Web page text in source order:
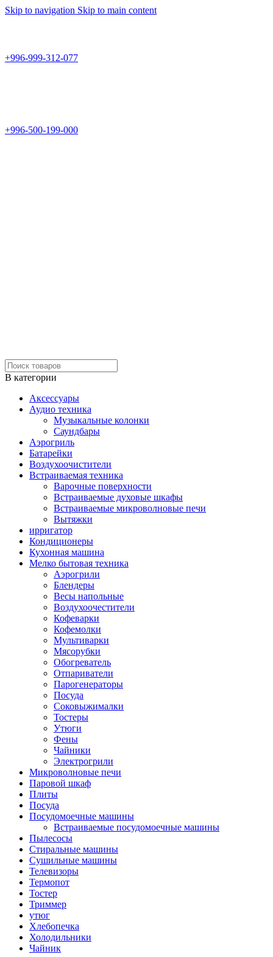
Skip to navigation Skip to main content
+996-999-312-077
+996-500-199-000
В категории
Аксессуары
Аудио техника
Музыкальные колонки
Саундбары
Аэрогриль
Батарейки
Воздухоочистители
Встраиваемая техника
Варочные поверхности
Встраиваемые духовые шкафы
Встраиваемые микроволновые печи
Вытяжки
ирригатор
Кондиционеры
Кухонная машина
Мелко бытовая техника
Аэрогрили
Блендеры
Весы напольные
Воздухоочестители
Кофеварки
Кофемолки
Мультиварки
Мясорубки
Обогреватель
Отпариватели
Парогенераторы
Посуда
Соковыжималки
Тостеры
Утюги
Фены
Чайники
Электрогрили
Микроволновые печи
Паровой шкаф
Плиты
Посуда
Посудомоечные машины
Встраиваемые посудомоечные машины
Пылесосы
Стиральные машины
Сушильные машины
Телевизоры
Термопот
Тостер
Триммер
утюг
Хлебопечка
Холодильники
Чайник